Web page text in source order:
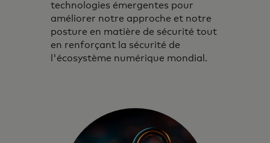
technologies émergentes pour
améliorer notre approche et notre
posture en matière de sécurité tout
en renforçant la sécurité de
l'écosystème numérique mondial.